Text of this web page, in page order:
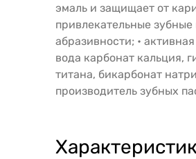
эмаль и защищает от
привлекательные
абразивности; •
вода карбонат кальция,
титана, бикарбонат
производитель зубных